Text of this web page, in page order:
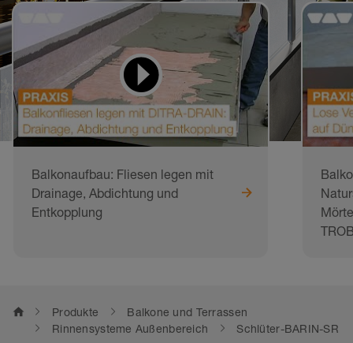
Videos zum Lernen
und Nachmachen
Balkonaufbau: Fliesen legen mit
Drainage, Abdichtung und
Entkopplung
home Produkte
Balkone und Terrassen
Rinnensysteme Außenbereich
Schlüter-BARIN-SR